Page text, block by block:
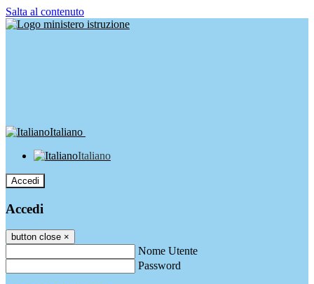
Salta al contenuto
Italiano
Italiano
Accedi
Accedi
button close ×
Nome Utente
Password